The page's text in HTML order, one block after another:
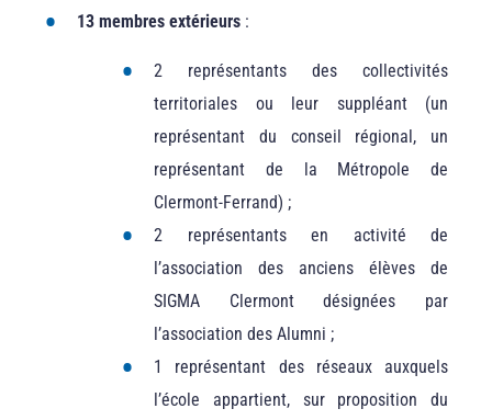
13 membres extérieurs :
2 représentants des collectivités
territoriales ou leur suppléant (un
représentant du conseil régional, un
représentant de la Métropole de
Clermont-Ferrand) ;
2 représentants en activité de
l’association des anciens élèves de
SIGMA Clermont désignées par
l’association des Alumni ;
1 représentant des réseaux auxquels
l’école appartient, sur proposition du